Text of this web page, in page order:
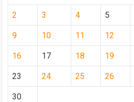
2 3 4 5
9 10 11 12
16 17 18 19
23 24 25 26
30